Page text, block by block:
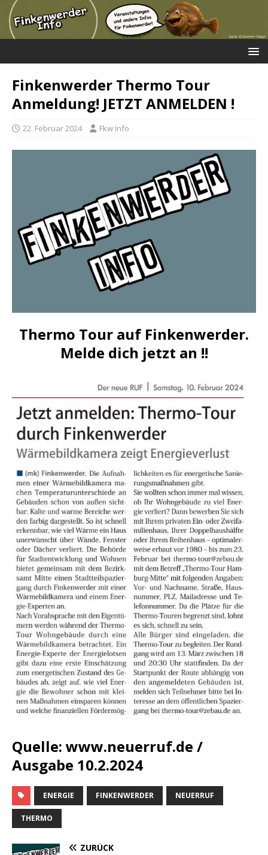
Finkenwerder Thermo Tour
Anmeldung! JETZT ANMELDEN !
22. Februar 2024 Fkw Info
Thermo Tour auf Finkenwerder.
Melde dich jetzt an !!
Quelle: www.neuerruf.de /
Ausgabe 10.2.2024
ENERGIE FINKENWERDER NEUERRUF
THERMO
ZURÜCK